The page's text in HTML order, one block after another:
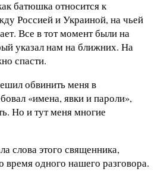
батюшка относится к
Россией и Украиной, на чьей
Все в тот момент были на
указал нам на ближних. На
спасти.
обвинить меня в
«имена, явки и пароли»,
Но и тут меня многие
слова этого священника,
время одного нашего разговора.